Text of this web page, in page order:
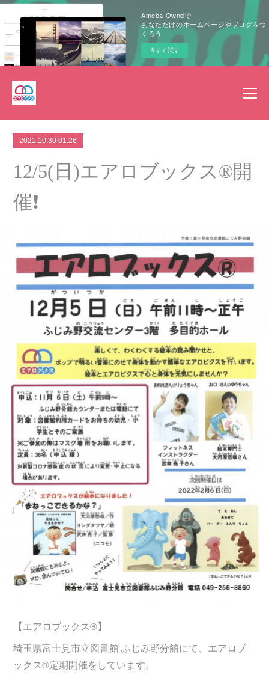
Ameba Owndで
あなただけのホームページやブログをつ
くろう
今すぐ試す
2021.10.30 01:26
12/5(日)エアロブックス®︎開
催❗️
【エアロブックス®︎】
埼玉県富士見市立図書館 ふじみ野分館にて、エアロブ
ックス®︎定期開催をしています。